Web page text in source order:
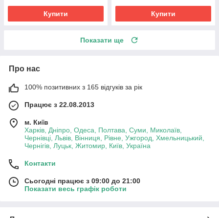
Купити Купити
Показати ще
Про нас
100% позитивних з 165 відгуків за рік
Працює з 22.08.2013
м. Київ
Харків, Дніпро, Одеса, Полтава, Суми, Миколаїв,
Чернівці, Львів, Вінниця, Рівне, Ужгород, Хмельницький,
Чернігів, Луцьк, Житомир, Київ, Україна
Контакти
Сьогодні працює з 09:00 до 21:00
Показати весь графік роботи